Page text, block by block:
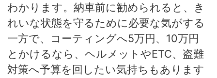
わかります。納車前に勧められると、き
れいな状態を守るために必要な気がする
一方で、コーティングへ5万円、10万円
とかけるなら、ヘルメットやETC、盗難
対策へ予算を回したい気持ちもあります